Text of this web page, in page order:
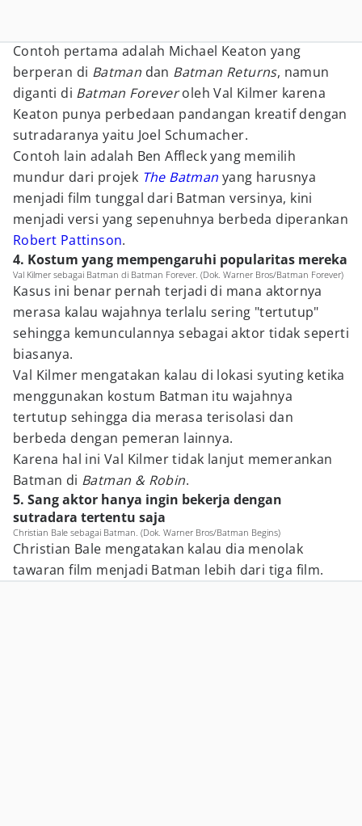
Contoh pertama adalah Michael Keaton yang
berperan di Batman dan Batman Returns, namun
diganti di Batman Foreveroleh Val Kilmer karena
Keaton punya perbedaan pandangan kreatif dengan
sutradaranya yaitu Joel Schumacher.
Contoh lain adalah Ben Affleck yang memilih
mundur dari projek The Batman yang harusnya
menjadi film tunggal dari Batman versinya, kini
menjadi versi yang sepenuhnya berbeda diperankan
Robert Pattinson.
4. Kostum yang mempengaruhi popularitas mereka
Val Kilmer sebagai Batman di Batman Forever. (Dok. Warner Bros/Batman Forever)
Kasus ini benar pernah terjadi di mana aktornya
merasa kalau wajahnya terlalu sering "tertutup"
sehingga kemunculannya sebagai aktor tidak seperti
biasanya.
Val Kilmer mengatakan kalau di lokasi syuting ketika
menggunakan kostum Batman itu wajahnya
tertutup sehingga dia merasa terisolasi dan
berbeda dengan pemeran lainnya.
Karena hal ini Val Kilmer tidak lanjut memerankan
Batman di Batman & Robin.
5. Sang aktor hanya ingin bekerja dengan
sutradara tertentu saja
Christian Bale sebagai Batman. (Dok. Warner Bros/Batman Begins)
Christian Bale mengatakan kalau dia menolak
tawaran film menjadi Batman lebih dari tiga film.